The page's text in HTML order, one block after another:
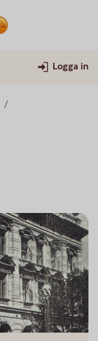
Logga in